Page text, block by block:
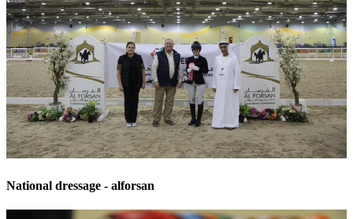
National dressage - alforsan